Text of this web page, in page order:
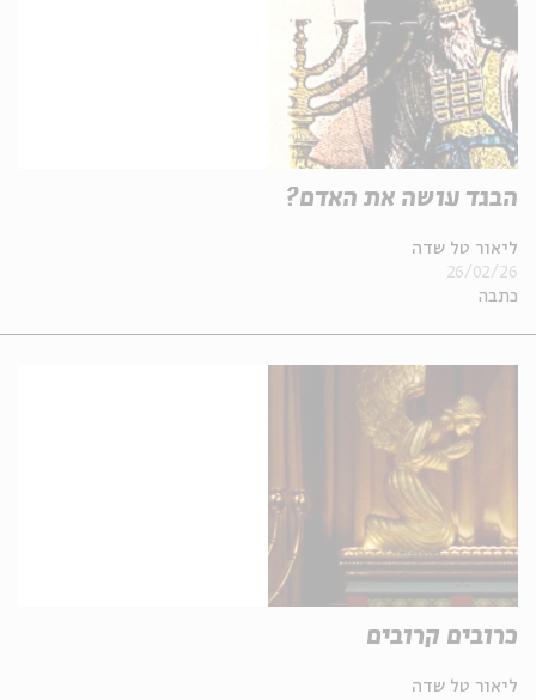
הבגד עושה את האדם?
ליאור טל שדה
כתבה
26/02/26
כרובים קרובים
ליאור טל שדה